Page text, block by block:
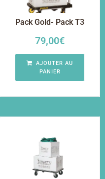
Pack Gold- Pack T3
79,00€
AJOUTER AU
PANIER